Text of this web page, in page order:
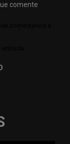
comente